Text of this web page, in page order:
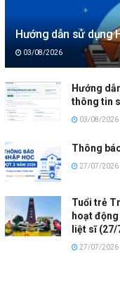
Hướng dẫn sử dụng
03/08/2026
Hướng
thông tin
03/08/2026
Thông
27/07/2026
Tuổi trẻ
hoạt
liệt sĩ
27/07/2026